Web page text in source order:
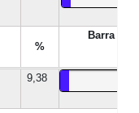
%
Barra %
9,38